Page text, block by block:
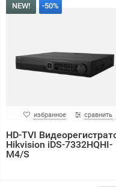
NEW! -50%
избранное сравнить
HD-TVI
Hikvision iDS-7332HQHI-
M4/S